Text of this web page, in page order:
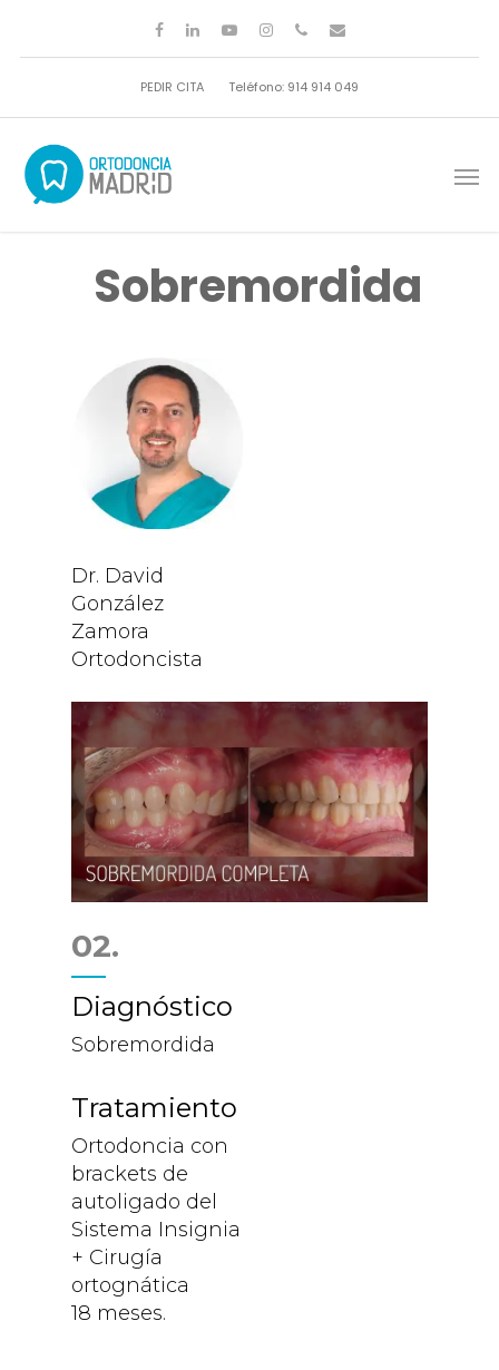
PEDIR CITA Teléfono: 914 914 049
Sobremordida
Dr. David
González
Zamora
Ortodoncista
02.
Diagnóstico
Sobremordida
Tratamiento
Ortodoncia con
brackets de
autoligado del
Sistema Insignia
+ Cirugía
ortognática
18 meses.